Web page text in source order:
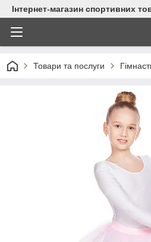
Інтернет-магазин спортивних
Товари та послуги